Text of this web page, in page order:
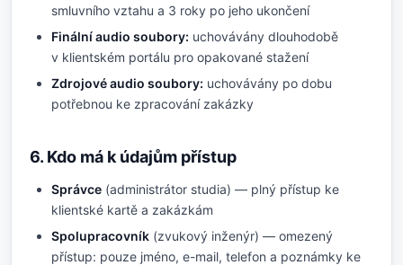
smluvního vztahu a 3 roky po jeho ukončení
Finální audio soubory: uchovávány dlouhodobě
v klientském portálu pro opakované stažení
Zdrojové audio soubory: uchovávány po dobu
potřebnou ke zpracování zakázky
6. Kdo má k údajům přístup
Správce (administrátor studia) — plný přístup ke
klientské kartě a zakázkám
Spolupracovník (zvukový inženýr) — omezený
přístup: pouze jméno, e-mail, telefon a poznámky ke